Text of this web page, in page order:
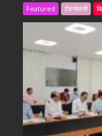
Featured टैकनोलजी